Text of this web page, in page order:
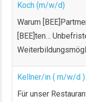
Koch (m/w/d)
Warum
[BEE]ten…
Kellner/in ( m/w/d )
Für unser